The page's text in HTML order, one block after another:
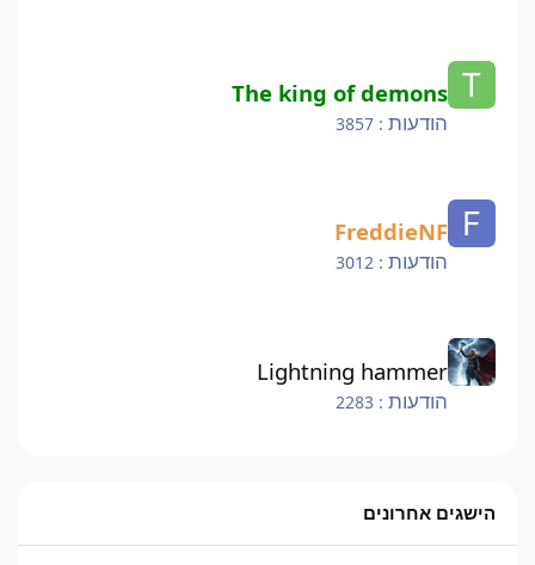
The king of demons
הודעות : 3857
FreddieNF
הודעות : 3012
Lightning hammer
הודעות : 2283
הישגים אחרונים